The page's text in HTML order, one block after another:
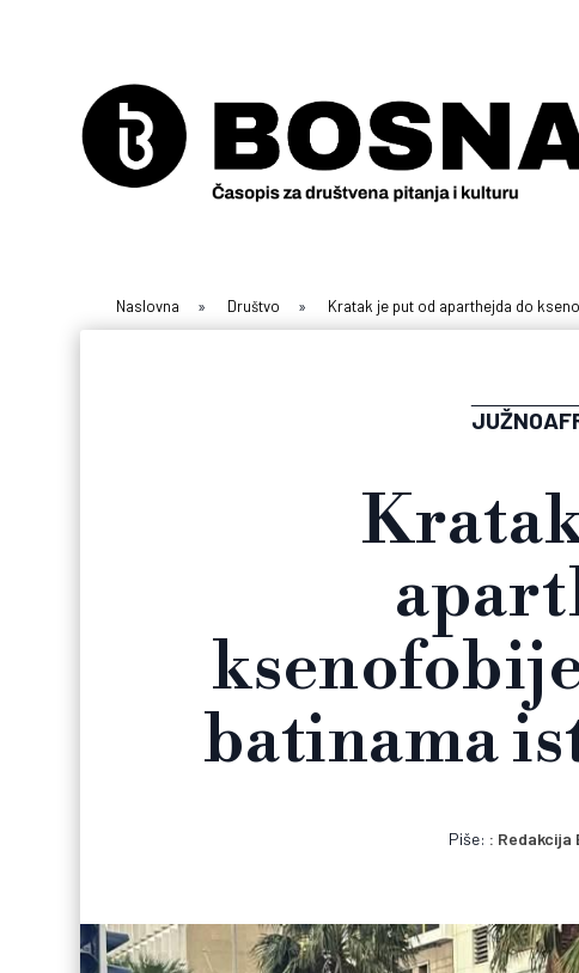
Naslovna » Društvo » Kratak je put od aparthejda do
batinama
Piše: Redakcija